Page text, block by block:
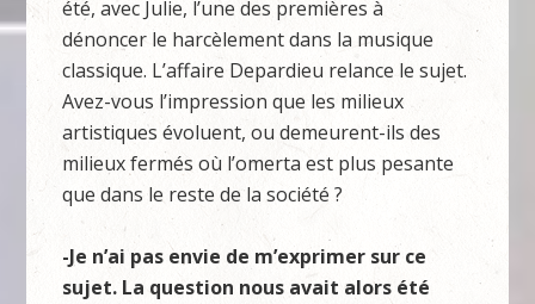
été, avec Julie, l’une des premières à
dénoncer le harcèlement dans la musique
classique. L’affaire Depardieu relance le sujet.
Avez-vous l’impression que les milieux
artistiques évoluent, ou demeurent-ils des
milieux fermés où l’omerta est plus pesante
que dans le reste de la société ?
-Je n’ai pas envie de m’exprimer sur ce
sujet. La question nous avait alors été